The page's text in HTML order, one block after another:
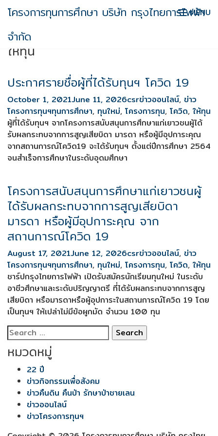
Skip
content
โครงการทุนการศึกษา บริษัท กรุงไทยการไฟฟ้า
จำกัด
MENU
ให้ทุน
ให้ทุน
ประกาศรายชื่อผู้ที่ได้รับทุนฯ โควิด 19
October 1, 2021June 11, 2026csrข่าวออนไลน์, ข่าว
โครงการทุนฯทุนการศึกษา, ทุนใหม่, โครงการทุน, โควิด, ให้ทุน
ผู้ที่ได้รับทุนฯ จากโครงการสนับสนุนการศึกษาแก่เยาวชนผู้ได้
รับผลกระทบจากการสูญเสียบิดา มารดา หรือผู้มีอุปการะคุณ
จากสถานการณ์โควิด19 จะได้รับทุนฯ ตั้งแต่ปีการศึกษา 2564
จนสำเร็จการศึกษาในระดับอุดมศึกษา
โครงการสนับสนุนการศึกษาแก่เยาวชนผู้
ได้รับผลกระทบจากการสูญเสียบิดา
มารดา หรือผู้มีอุปการะคุณ จาก
สถานการณ์โควิด 19
August 17, 2021June 12, 2026csrข่าวออนไลน์, ข่าว
โครงการทุนฯทุนการศึกษา, ทุนใหม่, โครงการทุน, โควิด, ให้ทุน
ชาร์ปกรุงไทยการไฟฟ้า เปิดรับสมัครนักเรียนทุนใหม่ ในระดับ
อาชีวศึกษาและระดับปริญญาตรี ที่ได้รับผลกระทบจากการสูญ
เสียบิดา หรือมารดาหรือผู้อุปการะในสถานการณ์โควิด 19 โดย
เป็นทุนฯ ให้เปล่าไม่มีข้อผูกมัด จำนวน 100 ทุน
Search
for:
หมวดหมู่
22 ปี
ข่าวกิจกรรมเพื่อสังคม
ข่าวคืนดิน คืนป่า รักษาป่าชายเลน
ข่าวออนไลน์
ข่าวโครงการทุนฯ